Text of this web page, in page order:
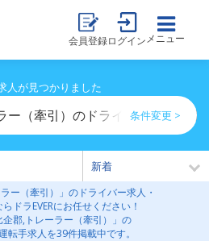
会員登録ログイン メニュー
人が見つかりました
ー（牽引）のドライバー求人・運
条件変更 >
ー（牽引）」のドライバー求人・
ドラEVERにお任せください！
郡,トレーラー（牽引）」の
転手求人を39件掲載中です。